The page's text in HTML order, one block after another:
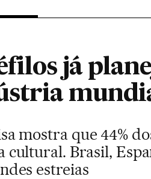
já
mostra que 44%
cultural. Brasil,
estreias